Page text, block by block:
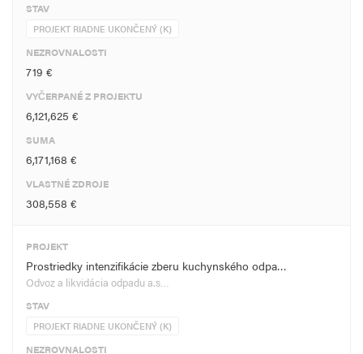
STAV
PROJEKT RIADNE UKONČENÝ (K)
NEZROVNALOSTI
719 €
VYČERPANÉ Z PROJEKTU
6,121,625 €
SUMA
6,171,168 €
VLASTNÉ ZDROJE
308,558 €
PROJEKT
Prostriedky intenzifikácie zberu kuchynského odpa…
Odvoz a likvidácia odpadu a.s…
STAV
PROJEKT RIADNE UKONČENÝ (K)
NEZROVNALOSTI